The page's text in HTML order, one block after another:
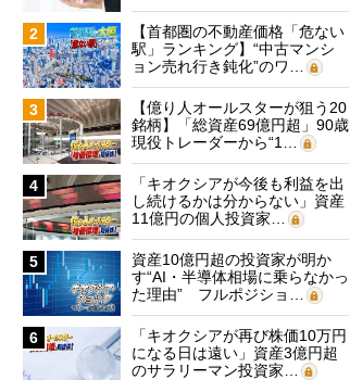
2
【首都圏の不動産価格「危ない
駅」ランキング】“中古マンシ
ョン売れ行き鈍化”のワ…
3
【億り人オールスターが狙う20
銘柄】「総資産69億円超」90歳
現役トレーダーから“1…
4
「キオクシアが今後も利益を出
し続けるかは分からない」資産
11億円の個人投資家…
5
資産10億円超の投資家が明か
す“AI・半導体相場に乗らなかっ
た理由” フルポジショ…
6
「キオクシアが再び株価10万円
になる日は遠い」資産3億円超
のサラリーマン投資家…